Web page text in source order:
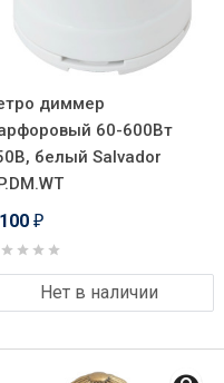
диммер
60-600Вт
белый Salvador
₽
Нет в наличии